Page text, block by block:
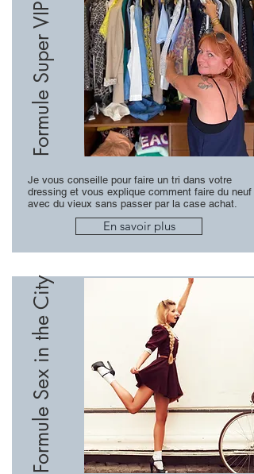
Formule Super VIP
Je vous conseille pour faire un tri dans votre
dressing et vous explique comment faire du neuf
avec du vieux sans passer par la case achat.
En savoir plus
Formule Sex in the City